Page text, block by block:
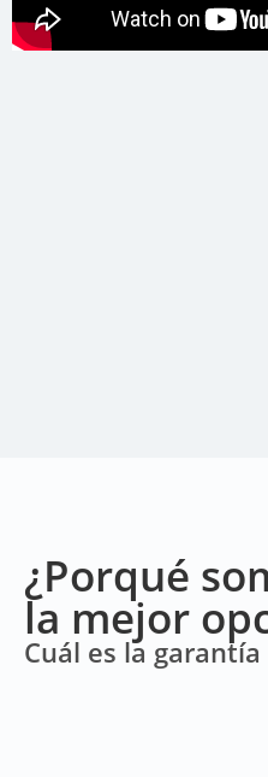
¿Porqué
la mejor
Cuál es la garantía